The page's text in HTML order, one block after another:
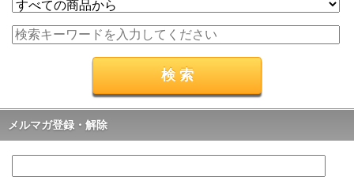
メルマガ登録・解除